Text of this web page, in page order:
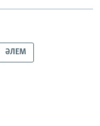
ӘЛЕМ